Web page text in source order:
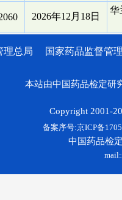
2026年12月18日
华
理总局 国家药品监督管
本站由中国药品检定研
Copyright 2001-
备案序号:京ICP备
中国药品检